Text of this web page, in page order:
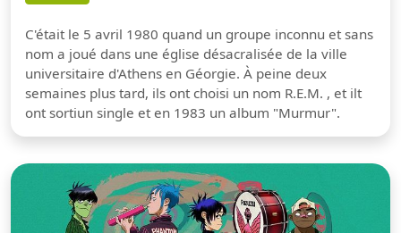
C'était le 5 avril 1980 quand un groupe inconnu et sans
nom a joué dans une église désacralisée de la ville
universitaire d'Athens en Géorgie. À peine deux
semaines plus tard, ils ont choisi un nom R.E.M. , et ilt
ont sortiun single et en 1983 un album "Murmur".